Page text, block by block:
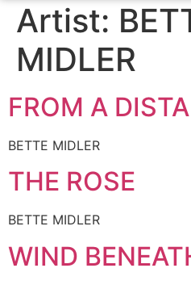
Artist:
MIDLER
FROM A
BETTE MIDLER
THE ROSE
BETTE MIDLER
WIND